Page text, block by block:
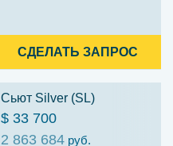
СДЕЛАТЬ ЗАПРОС
Сьют Silver (SL)
$ 33 700
2 863 684 руб.